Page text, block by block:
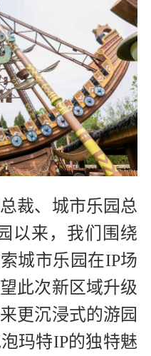
裁、城市乐园总
以来，我们围绕
城市乐园在IP场
此次新区域升级
更沉浸式的游园
玛特IP的独特魅